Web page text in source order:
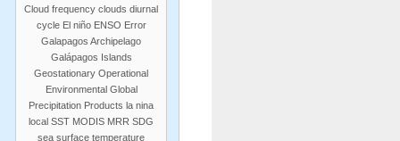
Cloud frequency clouds diurnal
cycle El niño ENSO Error
Galapagos Archipelago
Galápagos Islands
Geostationary Operational
Environmental Global
Precipitation Products la nina
local SST MODIS MRR SDG
sea surface temperature